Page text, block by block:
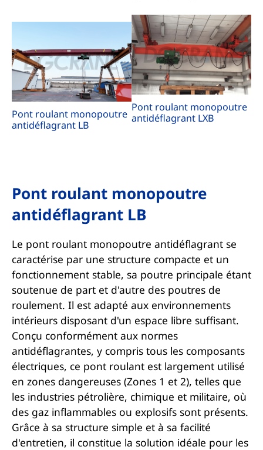
Pont roulant monopoutre
antidéflagrant LB
Pont roulant monopoutre
antidéflagrant LXB
Pont roulant monopoutre
antidéflagrant LB
Le pont roulant monopoutre antidéflagrant se
caractérise par une structure compacte et un
fonctionnement stable, sa poutre principale étant
soutenue de part et d'autre des poutres de
roulement. Il est adapté aux environnements
intérieurs disposant d'un espace libre suffisant.
Conçu conformément aux normes
antidéflagrantes, y compris tous les composants
électriques, ce pont roulant est largement utilisé
en zones dangereuses (Zones 1 et 2), telles que
les industries pétrolière, chimique et militaire, où
des gaz inflammables ou explosifs sont présents.
Grâce à sa structure simple et à sa facilité
d'entretien, il constitue la solution idéale pour les